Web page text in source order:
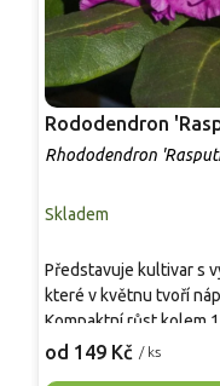
Rododendron
Rhododendron
Skladem
od 149 Kč / ks
Představuje kultivar s
které v květnu tvoří
Kompaktní růst kolem
nenáročná údržba